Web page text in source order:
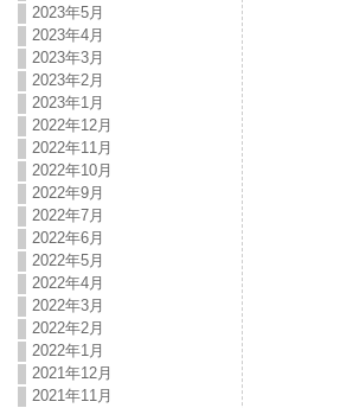
2023年5月
2023年4月
2023年3月
2023年2月
2023年1月
2022年12月
2022年11月
2022年10月
2022年9月
2022年7月
2022年6月
2022年5月
2022年4月
2022年3月
2022年2月
2022年1月
2021年12月
2021年11月